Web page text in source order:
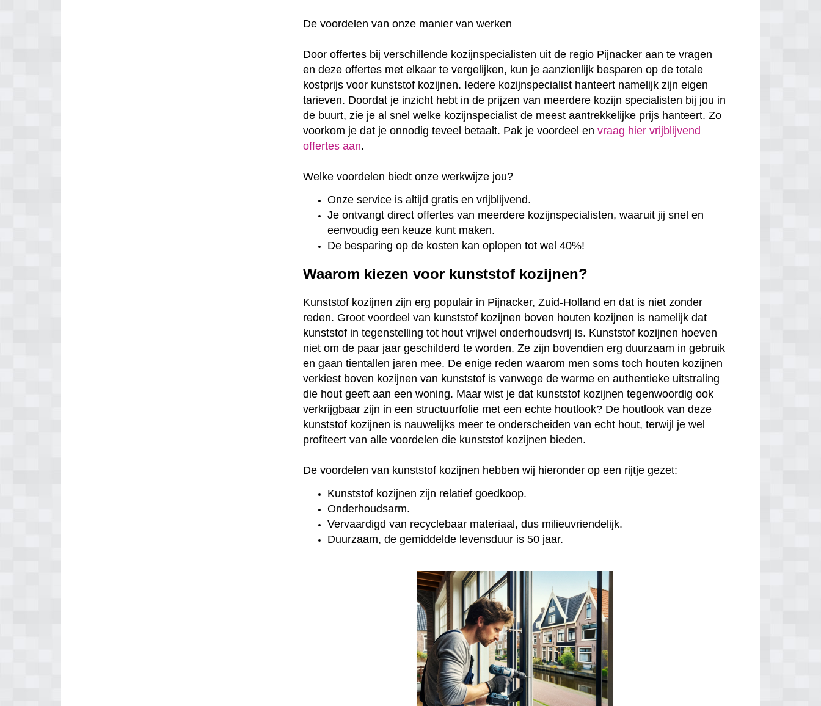
De voordelen van onze manier van werken
Door offertes bij verschillende kozijnspecialisten uit de regio Pijnacker aan te vragen
en deze offertes met elkaar te vergelijken, kun je aanzienlijk besparen op de totale
kostprijs voor kunststof kozijnen. Iedere kozijnspecialist hanteert namelijk zijn eigen
tarieven. Doordat je inzicht hebt in de prijzen van meerdere kozijn specialisten bij jou in
de buurt, zie je al snel welke kozijnspecialist de meest aantrekkelijke prijs hanteert. Zo
voorkom je dat je onnodig teveel betaalt. Pak je voordeel envraag hier vrijblijvend
offertes aan.
Welke voordelen biedt onze werkwijze jou?
Onze service is altijd gratis en vrijblijvend.
Je ontvangt direct offertes van meerdere kozijnspecialisten, waaruit jij snel en
eenvoudig een keuze kunt maken.
De besparing op de kosten kan oplopen tot wel 40%!
Waarom kiezen voor kunststof kozijnen?
Kunststof kozijnen zijn erg populair in Pijnacker, Zuid-Holland en dat is niet zonder
reden. Groot voordeel van kunststof kozijnen boven houten kozijnen is namelijk dat
kunststof in tegenstelling tot hout vrijwel onderhoudsvrij is. Kunststof kozijnen hoeven
niet om de paar jaar geschilderd te worden. Ze zijn bovendien erg duurzaam in gebruik
en gaan tientallen jaren mee. De enige reden waarom men soms toch houten kozijnen
verkiest boven kozijnen van kunststof is vanwege de warme en authentieke uitstraling
die hout geeft aan een woning. Maar wist je dat kunststof kozijnen tegenwoordig ook
verkrijgbaar zijn in een structuurfolie met een echte houtlook? De houtlook van deze
kunststof kozijnen is nauwelijks meer te onderscheiden van echt hout, terwijl je wel
profiteert van alle voordelen die kunststof kozijnen bieden.
De voordelen van kunststof kozijnen hebben wij hieronder op een rijtje gezet:
Kunststof kozijnen zijn relatief goedkoop.
Onderhoudsarm.
Vervaardigd van recyclebaar materiaal, dus milieuvriendelijk.
Duurzaam, de gemiddelde levensduur is 50 jaar.